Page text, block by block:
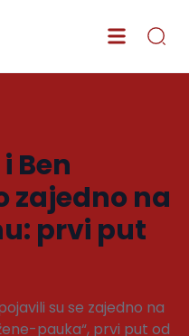
Ben
zajedno na
prvi put
su se zajedno na
pauka“, prvi put od